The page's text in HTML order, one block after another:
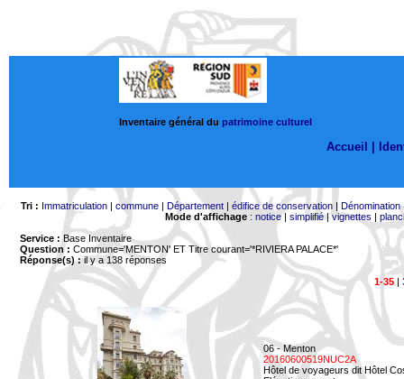
Inventaire général du patrimoine culturel
Accueil |
Tri : Immatriculation| commune| Département| édifice de conservation| Dénomination
Mode d'affichage: notice| simplifié|vignettes |
Service : Base Inventaire
Question : Commune='MENTON' ET Titre courant='*RIVIERA PALACE*'
Réponse(s) :il y a 138 réponses
1-35|
06 - Menton
20160600519NUC2A
Hôtel de voyageurs dit Hôtel